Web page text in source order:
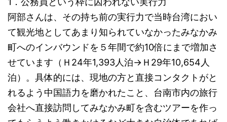
阿部さんは、その持ち前の実行力で当時台湾におい
て観光地としてあまり知られていなかったみなかみ
町へのインバウンドを５年間で約10倍にまで増加さ
せています（Ｈ24年1,393人泊→Ｈ29年10,654人
泊）。具体的には、現地の方と直接コンタクトがと
れるよう中国語力を磨かれたこと、台南市内の旅行
会社へ直接訪問してみなかみ町を含むツアーを作っ